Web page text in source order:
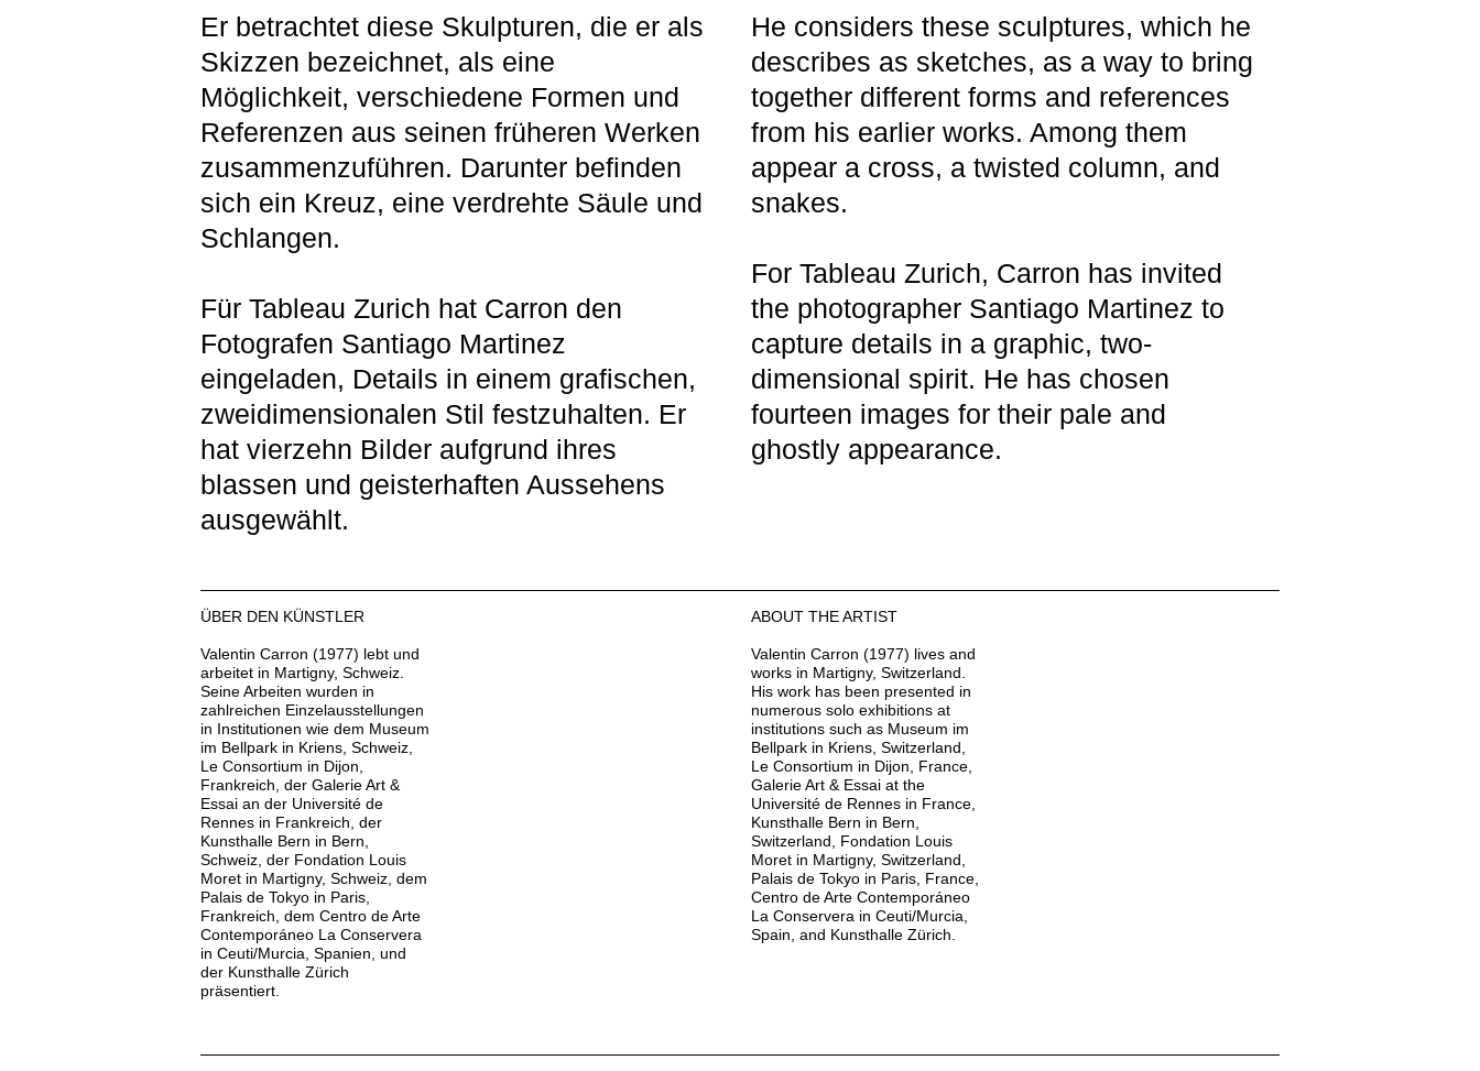
Er betrachtet diese Skulpturen, die er als
Skizzen bezeichnet, als eine
Möglichkeit, verschiedene Formen und
Referenzen aus seinen früheren Werken
zusammenzuführen. Darunter befinden
sich ein Kreuz, eine verdrehte Säule und
Schlangen.
Für Tableau Zurich hat Carron den
Fotografen Santiago Martinez
eingeladen, Details in einem grafischen,
zweidimensionalen Stil festzuhalten. Er
hat vierzehn Bilder aufgrund ihres
blassen und geisterhaften Aussehens
ausgewählt.
He considers these sculptures, which he
describes as sketches, as a way to bring
together different forms and references
from his earlier works. Among them
appear a cross, a twisted column, and
snakes.
For Tableau Zurich, Carron has invited
the photographer Santiago Martinez to
capture details in a graphic, two-
dimensional spirit. He has chosen
fourteen images for their pale and
ghostly appearance.
ÜBER DEN KÜNSTLER
Valentin Carron (1977) lebt und
arbeitet in Martigny, Schweiz.
Seine Arbeiten wurden in
zahlreichen Einzelausstellungen
in Institutionen wie dem Museum
im Bellpark in Kriens, Schweiz,
Le Consortium in Dijon,
Frankreich, der Galerie Art &
Essai an der Université de
Rennes in Frankreich, der
Kunsthalle Bern in Bern,
Schweiz, der Fondation Louis
Moret in Martigny, Schweiz, dem
Palais de Tokyo in Paris,
Frankreich, dem Centro de Arte
Contemporáneo La Conservera
in Ceuti/Murcia, Spanien, und
der Kunsthalle Zürich
präsentiert.
ABOUT THE ARTIST
Valentin Carron (1977) lives and
works in Martigny, Switzerland.
His work has been presented in
numerous solo exhibitions at
institutions such as Museum im
Bellpark in Kriens, Switzerland,
Le Consortium in Dijon, France,
Galerie Art & Essai at the
Université de Rennes in France,
Kunsthalle Bern in Bern,
Switzerland, Fondation Louis
Moret in Martigny, Switzerland,
Palais de Tokyo in Paris, France,
Centro de Arte Contemporáneo
La Conservera in Ceuti/Murcia,
Spain, and Kunsthalle Zürich.